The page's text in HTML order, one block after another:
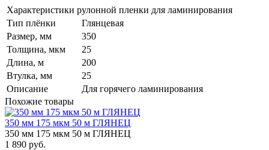
Характеристики рулонной пленки для ламинирования
Тип плёнки
Глянцевая
Размер, мм
350
Толщина, мкм
25
Длина, м
200
Втулка, мм
25
Описание
Для горячего ламинирования
Похожие товары
350 мм 175 мкм 50 м ГЛЯНЕЦ
350 мм 175 мкм 50 м ГЛЯНЕЦ
1 890 руб.